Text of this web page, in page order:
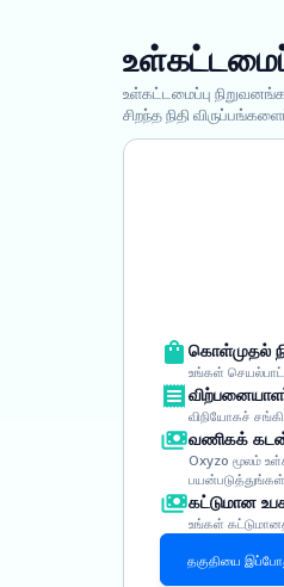
உள்கட்டமைப்பு
சிறந்த நிதி
கொள்முதல்
உங்கள்
விற்பனையாளர்
விநியோகச்
வணிகக்
Oxyzo மூலம்
கட்டுமான
உங்கள்
தகுதியை